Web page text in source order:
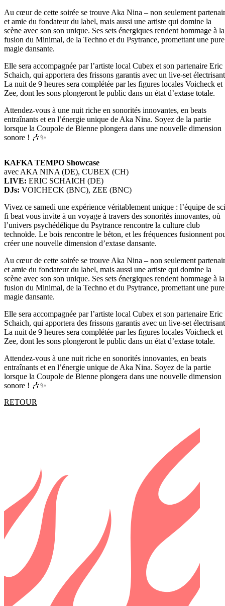
Au cœur de cette soirée se trouve Aka Nina – non seulement
et amie du fondateur du label, mais aussi une artiste qui domine la
scène avec son son unique. Ses sets énergiques rendent hommage à la
fusion du Minimal, de la Techno et du Psytrance, promettant une pure
magie dansante.
Elle sera accompagnée par l’artiste local Cubex et son partenaire Eric
Schaich, qui apportera des frissons garantis avec un live-set
La nuit de 9 heures sera complétée par les figures locales Voicheck et
Zee, dont les sons plongeront le public dans un état d’extase totale.
Attendez-vous à une nuit riche en sonorités innovantes, en beats
entraînants et en l’énergie unique de Aka Nina. Soyez de la partie
lorsque la Coupole de Bienne plongera dans une nouvelle dimension
sonore ! 🎶✨
KAFKA TEMPO Showcase
avec AKA NINA (DE), CUBEX (CH)
LIVE: ERIC SCHAICH (DE)
DJs: VOICHECK (BNC), ZEE (BNC)
Vivez ce samedi une expérience véritablement unique : l’équipe de
fi beat vous invite à un voyage à travers des sonorités innovantes, où
l’univers psychédélique du Psytrance rencontre la culture club
technoïde. Le bois rencontre le béton, et les fréquences fusionnent
créer une nouvelle dimension d’extase dansante.
Au cœur de cette soirée se trouve Aka Nina – non seulement
et amie du fondateur du label, mais aussi une artiste qui domine la
scène avec son son unique. Ses sets énergiques rendent hommage à la
fusion du Minimal, de la Techno et du Psytrance, promettant une pure
magie dansante.
Elle sera accompagnée par l’artiste local Cubex et son partenaire Eric
Schaich, qui apportera des frissons garantis avec un live-set
La nuit de 9 heures sera complétée par les figures locales Voicheck et
Zee, dont les sons plongeront le public dans un état d’extase totale.
Attendez-vous à une nuit riche en sonorités innovantes, en beats
entraînants et en l’énergie unique de Aka Nina. Soyez de la partie
lorsque la Coupole de Bienne plongera dans une nouvelle dimension
sonore ! 🎶✨
RETOUR